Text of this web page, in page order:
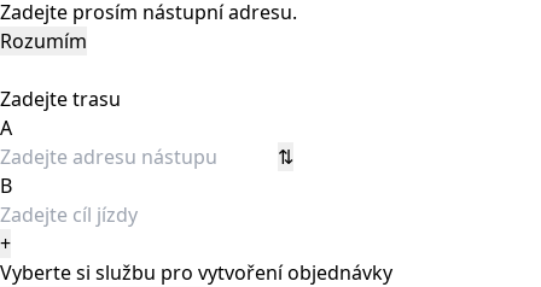
Zadejte prosím nástupní adresu.
Rozumím
Zadejte trasu
A
⇅
B
+
Vyberte si službu pro vytvoření objednávky